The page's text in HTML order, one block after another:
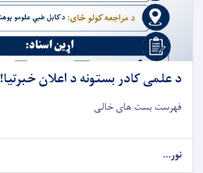
د علمی کادر بستونه د اعلان خبرتیا!
فهرست بست های خالی
نور...